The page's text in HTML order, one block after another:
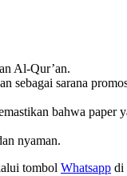
Al-Qur’an.
sebagai sarana
bahwa paper
nyaman.
tombol Whatsapp di